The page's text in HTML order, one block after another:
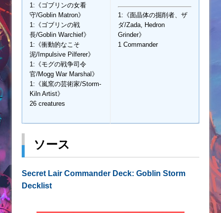
1:《ゴブリンの女看
守/Goblin Matron》
1:《ゴブリンの戦
長/Goblin Warchief》
1:《衝動的なこそ
泥/Impulsive Pilferer》
1:《モグの戦争司令
官/Mogg War Marshal》
1:《嵐窯の芸術家/Storm-
Kiln Artist》
26 creatures
1:《面晶体の掘削者、ザ
ダ/Zada, Hedron
Grinder》
1 Commander
ソース
Secret Lair Commander Deck: Goblin Storm
Decklist